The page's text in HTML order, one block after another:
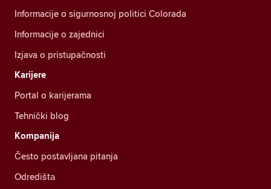
Informacije o sigurnosnoj politici Colorada
Informacije o zajednici
Izjava o pristupačnosti
Karijere
Portal o karijerama
Tehnički blog
Kompanija
Često postavljana pitanja
Odredištа